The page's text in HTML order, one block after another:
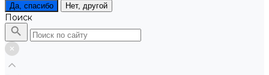
Да, спасибо Нет, другой
Поиск